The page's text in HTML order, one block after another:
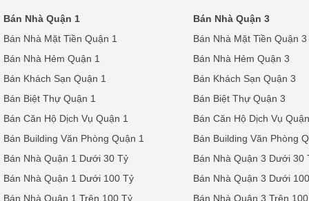
Bán Nhà Quận 1
Bán Nhà Quận 3
Bán Nhà Mặt Tiền Quận 1
Bán Nhà Mặt Tiền Quận 3
Bán Nhà Hẻm Quận 1
Bán Nhà Hẻm Quận 3
Bán Khách Sạn Quận 1
Bán Khách Sạn Quận 3
Bán Biệt Thự Quận 1
Bán Biệt Thự Quận 3
Bán Căn Hộ Dịch Vụ Quận 1
Bán Căn Hộ Dịch Vụ
Bán Building Văn Phòng Quận 1
Bán Building Văn Phòng
Bán Nhà Quận 1 Dưới 30 Tỷ
Bán Nhà Quận 3 Dưới 30
Bán Nhà Quận 1 Dưới 100 Tỷ
Bán Nhà Quận 3 Dưới
Bán Nhà Quận 1 Trên 100 Tỷ
Bán Nhà Quận 3 Trên